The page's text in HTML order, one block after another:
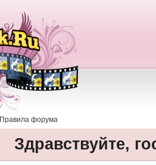
Правила форума
Здравствуйте,